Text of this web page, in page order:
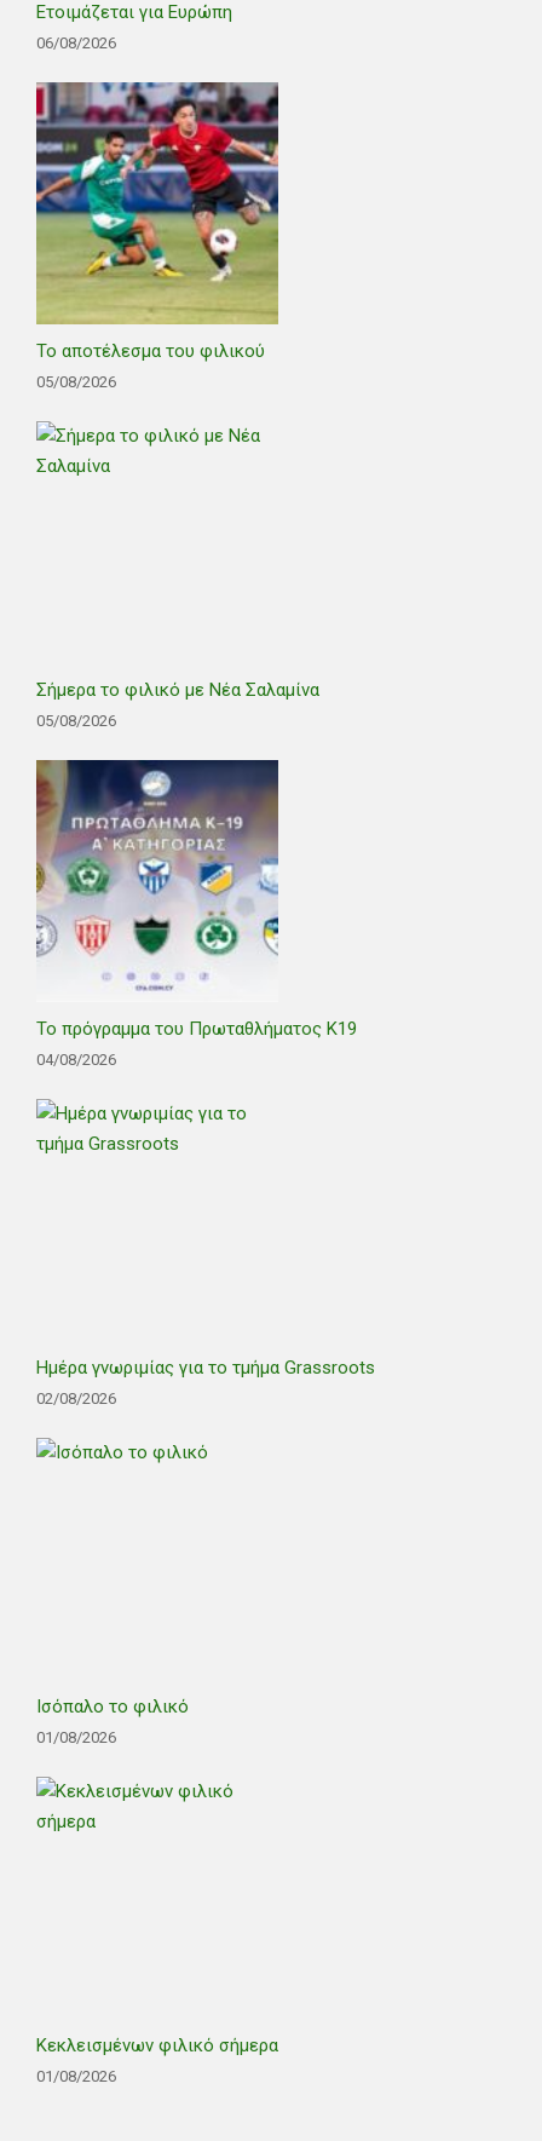
Ετοιμάζεται για Ευρώπη
06/08/2026
Το αποτέλεσμα του φιλικού
05/08/2026
Σήμερα το φιλικό με Νέα Σαλαμίνα
05/08/2026
Το πρόγραμμα του Πρωταθλήματος Κ19
04/08/2026
Ημέρα γνωριμίας για το τμήμα Grassroots
02/08/2026
Ισόπαλο το φιλικό
01/08/2026
Κεκλεισμένων φιλικό σήμερα
01/08/2026